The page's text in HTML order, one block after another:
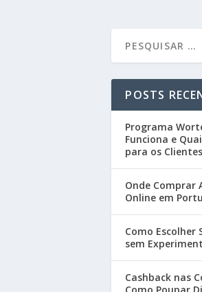
POSTS
Programa
Funciona e
para os Clientes
Onde Comprar
Online em
Como Escolher
sem
Cashback nas